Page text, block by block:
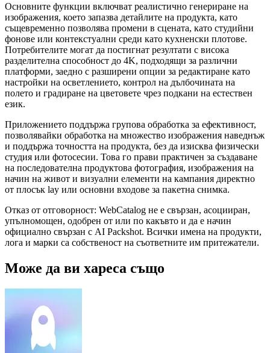
Основните функции включват реалистично генериране на
изображения, което запазва детайлите на продукта, като
същевременно позволява промени в сцената, като студийни
фонове или контекстуални среди като кухненски плотове.
Потребителите могат да постигнат резултати с висока
разделителна способност до 4K, подходящи за различни
платформи, заедно с разширени опции за редактиране като
настройки на осветлението, контрол на дълбочината на
полето и градиране на цветовете чрез подкани на естествен
език.
Приложението поддържа групова обработка за ефективност,
позволявайки обработка на множество изображения наведнъж
и поддържа точността на продукта, без да изисква физически
студия или фотосесии. Това го прави практичен за създаване
на последователна продуктова фотография, изображения на
начин на живот и визуални елементи на кампания директно
от плосък lay или основни входове за пакетна снимка.
Отказ от отговорност: WebCatalog не е свързан, асоцииран,
упълномощен, одобрен от или по какъвто и да е начин
официално свързан с AI Packshot. Всички имена на продукти,
лога и марки са собственост на съответните им притежатели.
Може да ви хареса също